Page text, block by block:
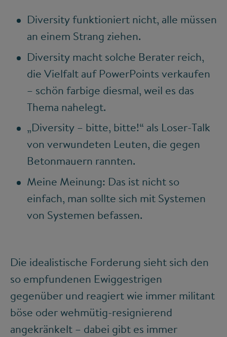
Diversity funktioniert nicht, alle müssen
an einem Strang ziehen.
Diversity macht solche Berater reich,
die Vielfalt auf PowerPoints verkaufen
– schön farbige diesmal, weil es das
Thema nahelegt.
„Diversity – bitte, bitte!“ als Loser-Talk
von verwundeten Leuten, die gegen
Betonmauern rannten.
Meine Meinung: Das ist nicht so
einfach, man sollte sich mit Systemen
von Systemen befassen.
Die idealistische Forderung sieht sich den
so empfundenen Ewiggestrigen
gegenüber und reagiert wie immer militant
böse oder wehmütig-resignierend
angekränkelt – dabei gibt es immer